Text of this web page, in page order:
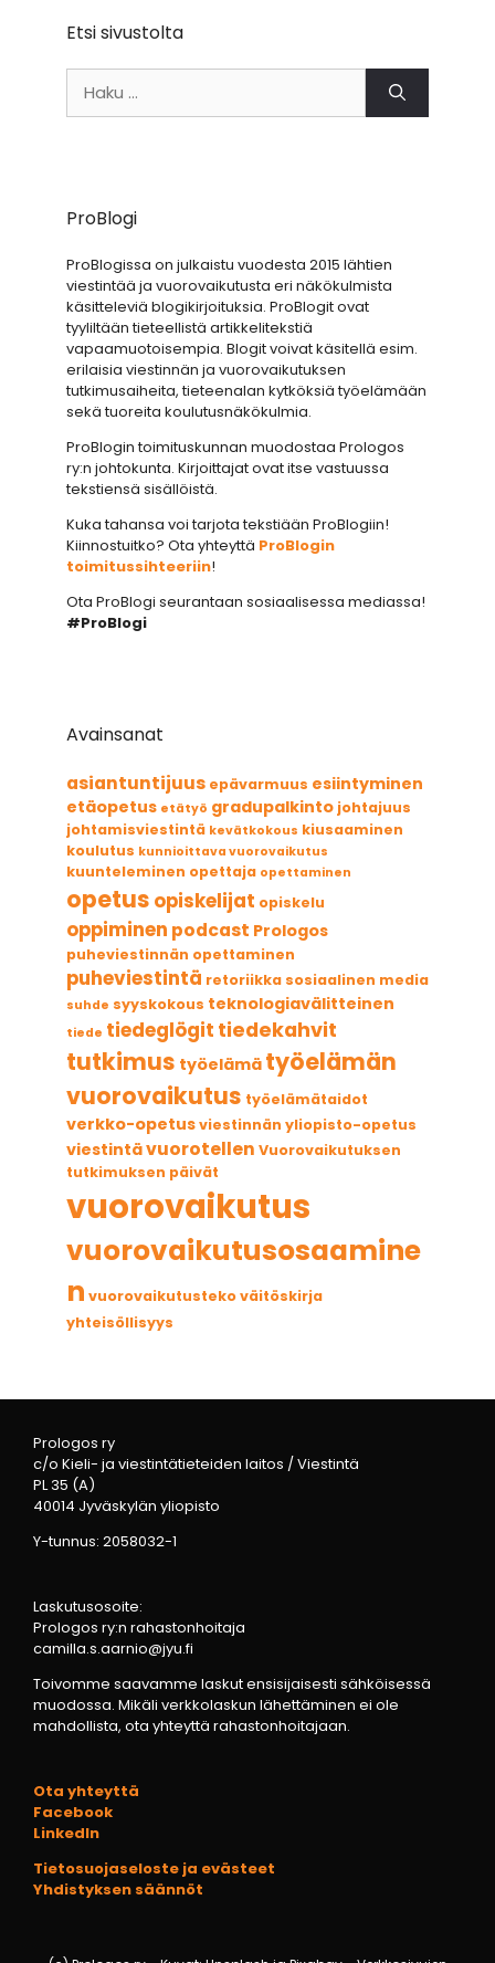
Etsi sivustolta
ProBlogi
ProBlogissa on julkaistu vuodesta 2015 lähtien
viestintää ja vuorovaikutusta eri näkökulmista
käsitteleviä blogikirjoituksia. ProBlogit ovat
tyyliltään tieteellistä artikkelitekstiä
vapaamuotoisempia. Blogit voivat käsitellä esim.
erilaisia viestinnän ja vuorovaikutuksen
tutkimusaiheita, tieteenalan kytköksiä työelämään
sekä tuoreita koulutusnäkökulmia.
ProBlogin toimituskunnan muodostaa Prologos
ry:n johtokunta. Kirjoittajat ovat itse vastuussa
tekstiensä sisällöistä.
Kuka tahansa voi tarjota tekstiään ProBlogiin!
Kiinnostuitko? Ota yhteyttä ProBlogin
toimitussihteeriin!
Ota ProBlogi seurantaan sosiaalisessa mediassa!
#ProBlogi
Avainsanat
asiantuntijuus epävarmuus esiintyminen
etäopetus etätyö gradupalkinto johtajuus
johtamisviestintä kevätkokous kiusaaminen
koulutus kunnioittava vuorovaikutus
kuunteleminen opettaja opettaminen
opetus opiskelijat opiskelu
oppiminen podcast Prologos
puheviestinnän opettaminen
puheviestintä retoriikka sosiaalinen media
suhde syyskokous teknologiavälitteinen
tiede tiedeglögit tiedekahvit
tutkimus työelämä työelämän
vuorovaikutus työelämätaidot
verkko-opetusviestinnän yliopisto-opetus
viestintävuorotellen Vuorovaikutuksen
tutkimuksen päivät
vuorovaikutus
vuorovaikutusosaamine
n vuorovaikutustekoväitöskirja
yhteisöllisyys
Prologos ry
c/o Kieli- ja viestintätieteiden laitos / Viestintä
PL 35 (A)
40014 Jyväskylän yliopisto
Y-tunnus: 2058032-1
Laskutusosoite:
Prologos ry:n rahastonhoitaja
camilla.s.aarnio@jyu.fi
Toivomme saavamme laskut ensisijaisesti sähköisessä
muodossa. Mikäli verkkolaskun lähettäminen ei ole
mahdollista, ota yhteyttä rahastonhoitajaan.
Ota yhteyttä
Facebook
LinkedIn
Tietosuojaseloste ja evästeet
Yhdistyksen säännöt